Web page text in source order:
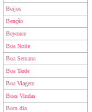
Beijos
Benção
Beyonce
Boa Noite
Boa Semana
Boa Tarde
Boa Viagem
Boas Vindas
Bom dia